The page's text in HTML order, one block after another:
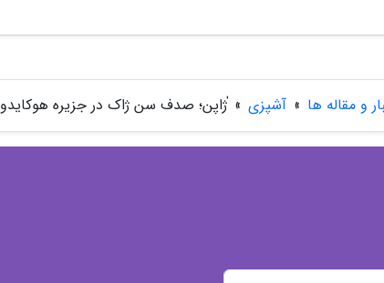
و مقاله ها » آشپزی » ٰژاپن؛ صدف سن ژاک در جزیره هوکایدو